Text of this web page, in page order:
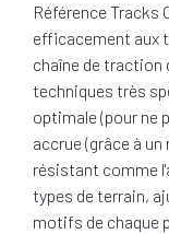
Référence Tracks
efficacement aux
chaîne de traction
techniques très
optimale (pour ne
accrue (grâce à
résistant comme
types de terrain,
motifs de chaque